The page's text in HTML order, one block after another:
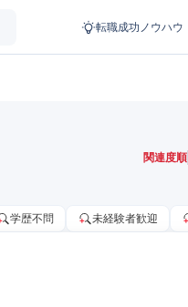
転職成功ノウハウ
関連度順
学歴不問 未経験者歓迎